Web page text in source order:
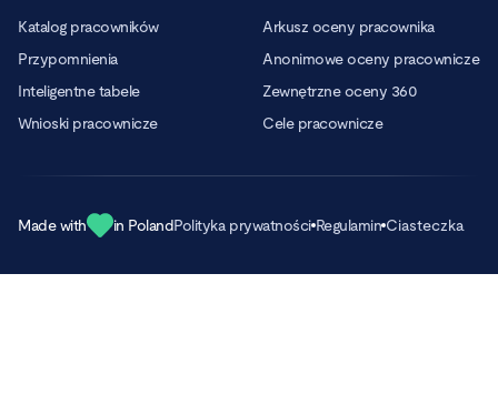
Katalog pracowników
Przypomnienia
Inteligentne tabele
Wnioski pracownicze
Arkusz oceny pracownika
Anonimowe oceny pracownicze
Zewnętrzne oceny 360
Cele pracownicze
Made with in PolandPolityka prywatności Regulamin Ciasteczka